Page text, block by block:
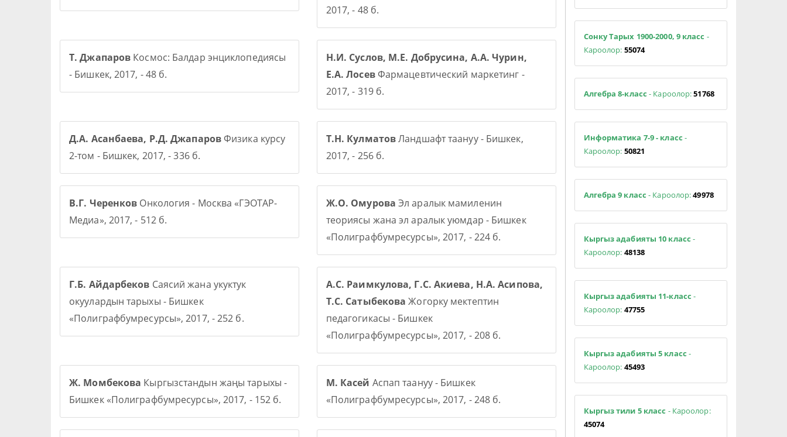
2017, - 48 б.
Т. Джапаров Космос: Балдар энциклопедиясы
- Бишкек, 2017, - 48 б.
Н.И. Суслов, М.Е. Добрусина, А.А. Чурин,
Е.А. ЛосевФармацевтический маркетинг -
2017, - 319 б.
Д.А. Асанбаева, Р.Д. ДжапаровФизика курсу
2-том - Бишкек, 2017, - 336 б.
Т.Н. КулматовЛандшафт таануу - Бишкек,
2017, - 256 б.
В.Г. Черенков Онкология - Москва «ГЭОТАР-
Медиа», 2017, - 512 б.
Ж.О. Омурова Эл аралык мамиленин
теориясы жана эл аралык уюмдар - Бишкек
«Полиграфбумресурсы», 2017, - 224 б.
Г.Б. Айдарбеков Саясий жана укуктук
окуулардын тарыхы - Бишкек
«Полиграфбумресурсы», 2017, - 252 б.
А.С. Раимкулова, Г.С. Акиева, Н.А. Асипова,
Т.С. Сатыбекова Жогорку мектептин
педагогикасы - Бишкек
«Полиграфбумресурсы», 2017, - 208 б.
Ж. Момбекова Кыргызстандын жаңы тарыхы -
Бишкек «Полиграфбумресурсы», 2017, - 152 б.
М. Касей Аспап таануу - Бишкек
«Полиграфбумресурсы», 2017, - 248 б.
Сонку Тарых 1900-2000, 9 класс -
Кароолор: 55074
Алгебра 8-класс - Кароолор:51768
Информатика 7-9 - класс -
Кароолор: 50821
Алгебра 9 класс- Кароолор:49978
Кыргыз адабияты 10 класс -
Кароолор: 48138
Кыргыз адабияты 11-класс -
Кароолор: 47755
Кыргыз адабияты 5 класс -
Кароолор: 45493
Кыргыз тили 5 класс - Кароолор:
45074